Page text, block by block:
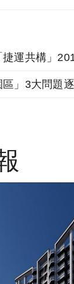
運共構」
區」3大問題